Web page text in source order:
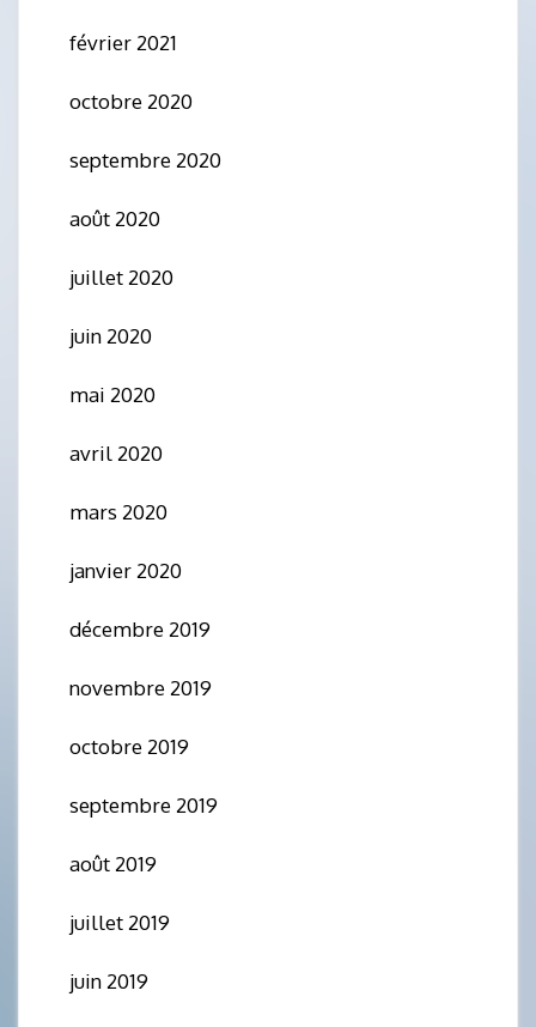
février 2021
octobre 2020
septembre 2020
août 2020
juillet 2020
juin 2020
mai 2020
avril 2020
mars 2020
janvier 2020
décembre 2019
novembre 2019
octobre 2019
septembre 2019
août 2019
juillet 2019
juin 2019